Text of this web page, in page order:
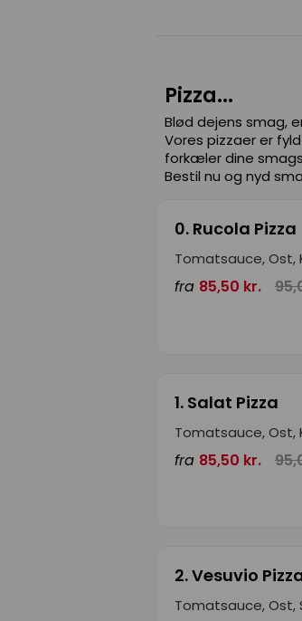
Pizza...
Blød dejens smag,
Vores pizzaer er
forkæler dine
Bestil nu og nyd
0. Rucola Pizza
Tomatsauce, Ost,
fra 85,50 kr.
1. Salat Pizza
Tomatsauce, Ost,
fra 85,50 kr.
2. Vesuvio
Tomatsauce, Ost,